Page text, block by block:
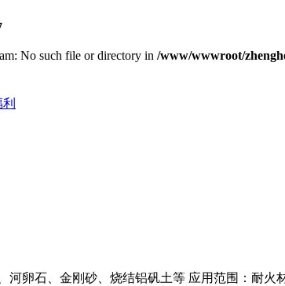
No such file or directory in /www/wwwroot/
卵石、金刚砂、烧结铝矾土等 应用范围：耐火